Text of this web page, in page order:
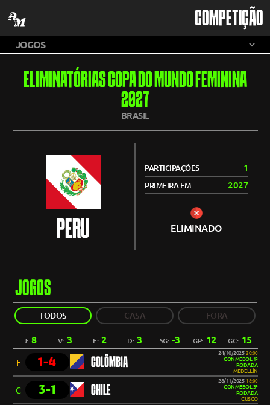
COMPETIÇÃO
ELIMINATÓRIAS COPA DO MUNDO FEMININA
2027
BRASIL
PERU
PARTICIPAÇÕES 1
PRIMEIRA EM 2027
ELIMINADO
JOGOS
TODOS CASA FORA
J: 8 V: 3 E:2 D:3 SG:-3 GP: 12 GC: 15
F 1-4 COLÔMBIA
24/10/2025 20:00
CONMEBOL 1ª
RODADA
MEDELLÍN
C 3-1 CHILE
28/11/2025 18:00
CONMEBOL 3ª
RODADA
CUSCO